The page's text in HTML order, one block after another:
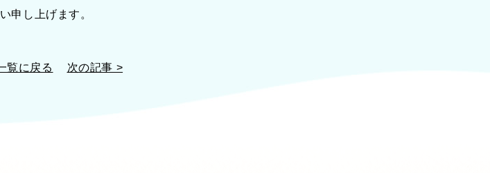
申し上げます。
覧に戻る 次の記事 >